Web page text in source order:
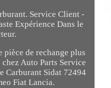
Service Client -
Expérience Dans le
de rechange plus
Auto Parts Service
Carburant Sidat 72494
Fiat Lancia.